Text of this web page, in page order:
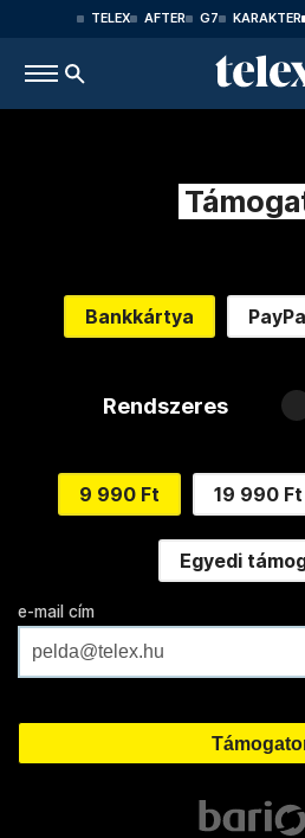
TELEX AFTER G7 KARAKTER
Bankkártya
Rendszeres
9 990 Ft 19 990 Ft
Egyedi
e-mail cím